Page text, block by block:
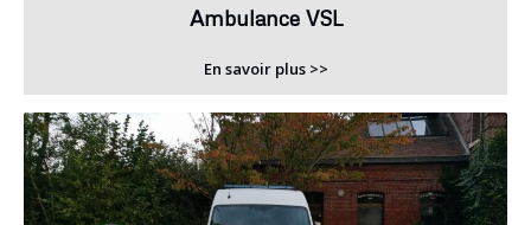
Ambulance VSL
En savoir plus >>